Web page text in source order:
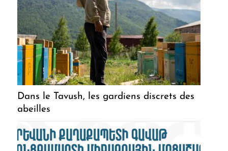
Dans le Tavush, les gardiens discrets des
abeilles